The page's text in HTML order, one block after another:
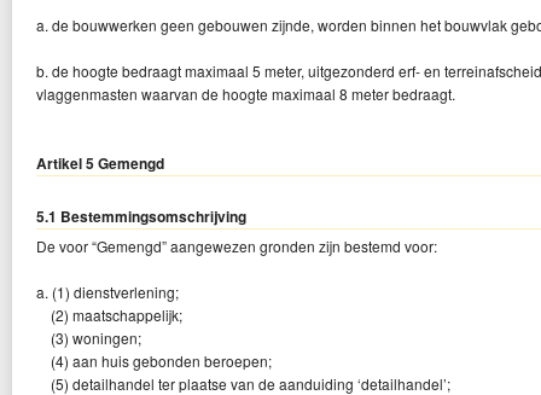
a. de bouwwerken geen gebouwen zijnde, worden binnen het bouwvlak
b. de hoogte bedraagt maximaal 5 meter, uitgezonderd erf- en
vlaggenmasten waarvan de hoogte maximaal 8 meter bedraagt.
Artikel 5 Gemengd
5.1 Bestemmingsomschrijving
De voor “Gemengd” aangewezen gronden zijn bestemd voor:
a. (1) dienstverlening;
(2) maatschappelijk;
(3) woningen;
(4) aan huis gebonden beroepen;
(5) detailhandel ter plaatse van de aanduiding ‘detailhandel’;